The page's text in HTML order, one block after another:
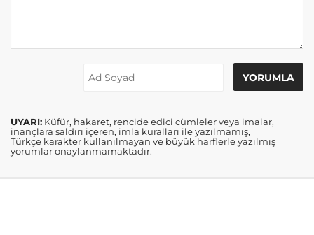
UYARI: Küfür, hakaret, rencide edici cümleler veya imalar,
inançlara saldırı içeren, imla kuralları ile yazılmamış,
Türkçe karakter kullanılmayan ve büyük harflerle yazılmış
yorumlar onaylanmamaktadır.